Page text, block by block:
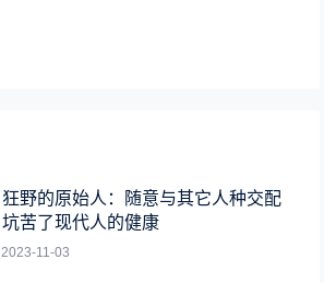
狂野的原始人：随意与其它人种交配
坑苦了现代人的健康
2023-11-03